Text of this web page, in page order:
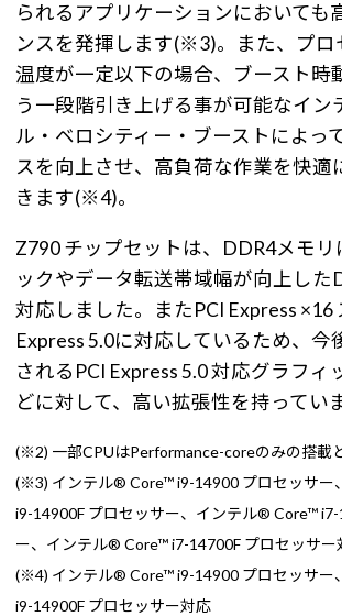
られるアプリケーションにおいても
ンスを発揮します(※3)。また、プロ
温度が一定以下の場合、ブースト時
う一段階引き上げる事が可能なイン
ル・ベロシティー・ブーストによっ
スを向上させ、高負荷な作業を快適
きます(※4)。
Z790 チップセットは、DDR4メモリ
ックやデータ転送帯域幅が向上した
対応しました。またPCI Express ×16
Express 5.0に対応しているため、今
されるPCI Express 5.0 対応グラフィ
どに対して、高い拡張性を持っていま
(※2) 一部CPUはPerformance-coreのみの搭載
(※3) インテル® Core™ i9-14900 プロセッサー
i9-14900F プロセッサー、インテル® Core™
ー、インテル® Core™ i7-14700F プロセッサー
(※4) インテル® Core™ i9-14900 プロセッサー
i9-14900F プロセッサー対応